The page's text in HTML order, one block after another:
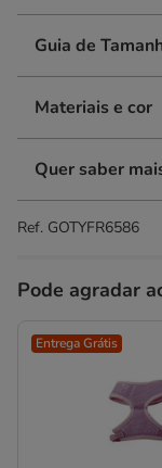
Guia de
Materiais e cor
Quer saber
Ref. GOTYFR6586
Pode agradar
Entrega Grátis